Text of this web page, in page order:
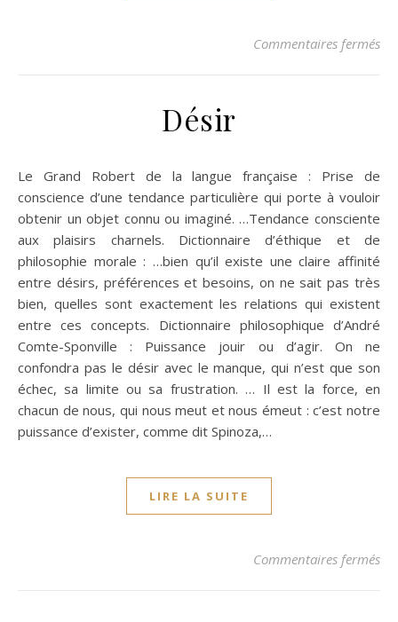
Commentaires fermés
Désir
Le Grand Robert de la langue française : Prise de
conscience d’une tendance particulière qui porte à vouloir
obtenir un objet connu ou imaginé. …Tendance consciente
aux plaisirs charnels. Dictionnaire d’éthique et de
philosophie morale : …bien qu’il existe une claire affinité
entre désirs, préférences et besoins, on ne sait pas très
bien, quelles sont exactement les relations qui existent
entre ces concepts. Dictionnaire philosophique d’André
Comte-Sponville : Puissance jouir ou d’agir. On ne
confondra pas le désir avec le manque, qui n’est que son
échec, sa limite ou sa frustration. … Il est la force, en
chacun de nous, qui nous meut et nous émeut : c’est notre
puissance d’exister, comme dit Spinoza,…
LIRE LA SUITE
Commentaires fermés